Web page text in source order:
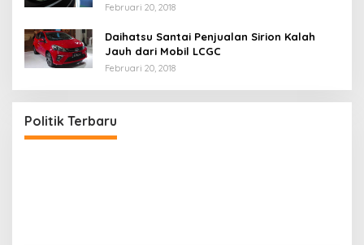
Februari 20, 2018
Daihatsu Santai Penjualan Sirion Kalah
Jauh dari Mobil LCGC
Februari 20, 2018
Politik Terbaru